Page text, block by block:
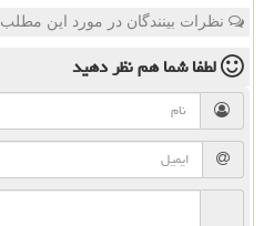
نظرات بینندگان در مورد این مطلب
لطفا شما همنظر دهید